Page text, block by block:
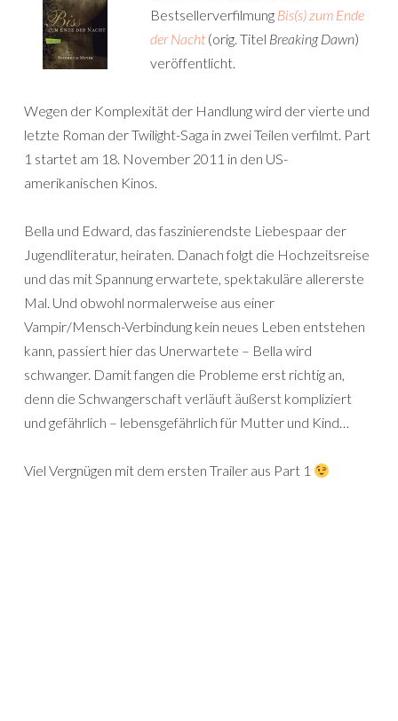
Bestsellerverfilmung Bis(s) zum Ende
der Nacht (orig. Titel Breaking Dawn)
veröffentlicht.
Wegen der Komplexität der Handlung wird der vierte und
letzte Roman der Twilight-Saga in zwei Teilen verfilmt. Part
1 startet am 18. November 2011 in den US-
amerikanischen Kinos.
Bella und Edward, das faszinierendste Liebespaar der
Jugendliteratur, heiraten. Danach folgt die Hochzeitsreise
und das mit Spannung erwartete, spektakuläre allererste
Mal. Und obwohl normalerweise aus einer
Vampir/Mensch-Verbindung kein neues Leben entstehen
kann, passiert hier das Unerwartete – Bella wird
schwanger. Damit fangen die Probleme erst richtig an,
denn die Schwangerschaft verläuft äußerst kompliziert
und gefährlich – lebensgefährlich für Mutter und Kind…
Viel Vergnügen mit dem ersten Trailer aus Part 1